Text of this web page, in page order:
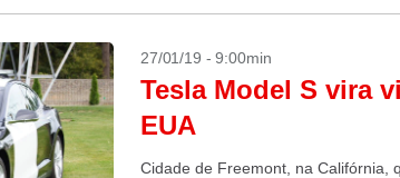
27/01/19 - 9:00min
Tesla Model S vira
EUA
Cidade de Freemont, na Califórnia,